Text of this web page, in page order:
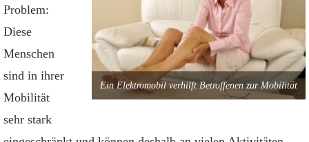
Ein Elektromobil verhilft Betroffenen zur Mobilität
Problem:
Diese
Menschen
sind in ihrer
Mobilität
sehr stark